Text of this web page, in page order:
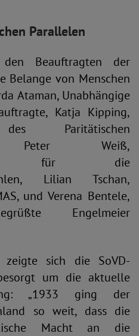
Parallelen
Beauftragten der
Belange von Menschen
Ataman, Unabhängige
Katja Kipping,
des Paritätischen
Peter Weiß,
für die
Lilian Tschan,
und Verena Bentele,
Engelmeier
zeigte sich die SoVD-
um die aktuelle
„1933 ging der
so weit, dass die
Macht an die